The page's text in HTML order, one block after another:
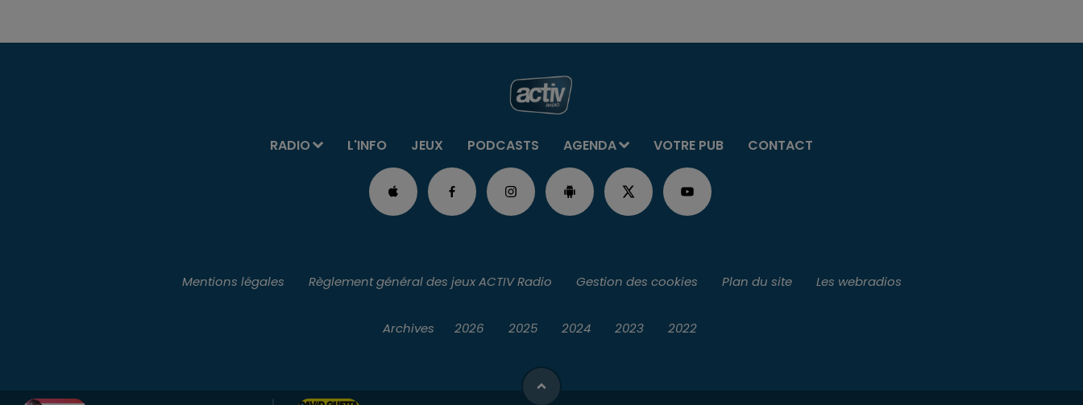
RADIO L'INFO JEUX PODCASTS AGENDA VOTRE PUB CONTACT
Mentions légales Règlement général des jeux ACTIV Radio Gestion des cookies Plan du site Les webradios
Archives 2026 2025 2024 2023 2022